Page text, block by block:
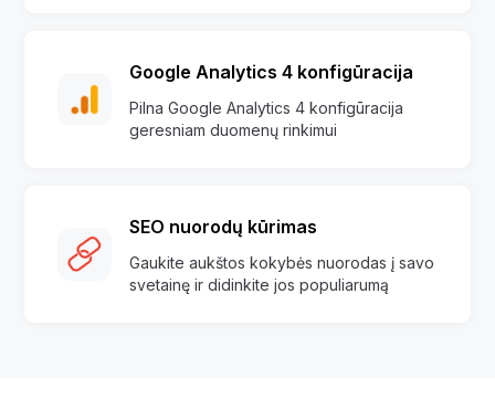
Google Analytics 4 konfigūracija
Pilna Google Analytics 4 konfigūracija
geresniam duomenų rinkimui
SEO nuorodų kūrimas
Gaukite aukštos kokybės nuorodas į savo
svetainę ir didinkite jos populiarumą